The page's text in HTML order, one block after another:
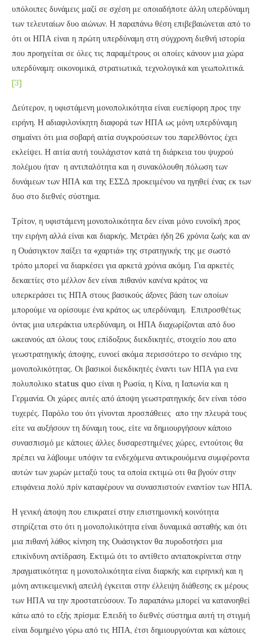
υπόλοιπες δυνάμεις μαζί σε σχέση με οποιαδήποτε άλλη υπερδύναμη
των τελευταίων δυο αιώνων. Η παραπάνω θέση επιβεβαιώνεται από το
ότι οι ΗΠΑ είναι η πρώτη υπερδύναμη στη σύγχρονη διεθνή ιστορία
που προηγείται σε όλες τις παραμέτρους οι οποίες κάνουν μια χώρα
υπερδύναμη: οικονομικά, στρατιωτικά, τεχνολογικά και γεωπολιτικά.
[3]
Δεύτερον, η υφιστάμενη μονοπολικότητα είναι ευεπίφορη προς την
ειρήνη. Η αδιαφιλονίκητη διαφορά των ΗΠΑ ως μόνη υπερδύναμη
σημαίνει ότι μια σοβαρή αιτία συγκρούσεων του παρελθόντος έχει
εκλείψει. Η αιτία αυτή τουλάχιστον κατά τη διάρκεια του ψυχρού
πολέμου ήταν η αντιπαλότητα και η συνακόλουθη πόλωση των
δυνάμεων των ΗΠΑ και της ΕΣΣΔ προκειμένου να ηγηθεί ένας εκ των
δυο στο διεθνές σύστημα.
Τρίτον, η υφιστάμενη μονοπολικότητα δεν είναι μόνο ευνοϊκή προς
την ειρήνη αλλά είναι και διαρκής. Μετράει ήδη 26 χρόνια ζωής και αν
η Ουάσιγκτον παίξει τα «χαρτιά» της στρατηγικής της με σωστό
τρόπο μπορεί να διαρκέσει για αρκετά χρόνια ακόμη. Για αρκετές
δεκαετίες στο μέλλον δεν είναι πιθανόν κανένα κράτος να
υπερκεράσει τις ΗΠΑ στους βασικούς άξονες βάση των οποίων
μπορούμε να ορίσουμε ένα κράτος ως υπερδύναμη. Επιπροσθέτως
όντας μια υπεράκτια υπερδύναμη, οι ΗΠΑ διαχωρίζονται από δυο
ωκεανούς απ όλους τους επίδοξους διεκδικητές, στοιχείο που απο
γεωστρατηγικής άποψης, ευνοεί ακόμα περισσότερο το σενάριο της
μονοπολικότητας. Οι βασικοί διεκδικητές έναντι των ΗΠΑ για ενα
πολυπολικο status quo είναι η Ρωσία, η Κίνα, η Ιαπωνία και η
Γερμανία. Οι χώρες αυτές από άποψη γεωστρατηγικής δεν είναι τόσο
τυχερές. Παρόλο του ότι γίνονται προσπάθειες απο την πλευρά τους
είτε να αυξήσουν τη δύναμη τους, είτε να δημιουργήσουν κάποιο
συνασπισμό με κάποιες άλλες δυσαρεστημένες χώρες, εντούτοις θα
πρέπει να λάβουμε υπόψιν τα ενδεχόμενα αντικρουόμενα συμφέροντα
αυτών των χωρών μεταξύ τους τα οποία εκτιμώ οτι θα βγούν στην
επιφάνεια πολύ πρίν καταφέρουν να συνασπιστούν εναντίον των ΗΠΑ.
Η γενική άποψη που επικρατεί στην επιστημονική κοινότητα
στηρίζεται στο ότι η μονοπολικότητα είναι δυναμικά ασταθής και ότι
μια πιθανή λάθος κίνηση της Ουάσιγκτον θα πυροδοτήσει μια
επικίνδυνη αντίδραση. Εκτιμώ ότι το αντίθετο ανταποκρίνεται στην
πραγματικότητα: η μονοπολικότητα είναι διαρκής και ειρηνική και η
μόνη αντικειμενική απειλή έγκειται στην έλλειψη διάθεσης εκ μέρους
των ΗΠΑ να την προστατεύσουν. Το παραπάνω μπορεί να κατανοηθεί
κάτω από το εξής πρίσμα: Επειδή το διεθνές σύστημα αυτή τη στιγμή
είναι δομημένο γύρω από τις ΗΠΑ, έτσι δημιουργούνται και κάποιες